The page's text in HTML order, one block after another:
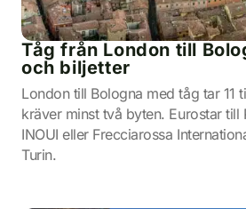
Tåg från London till
och biljetter
London till Bologna med tåg tar 11
kräver minst två byten. Eurostar till
INOUI eller Frecciarossa
Turin.